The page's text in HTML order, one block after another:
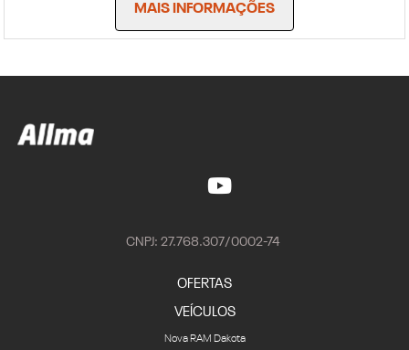
MAIS INFORMAÇÕES
CNPJ: 27.768.307/0002-74
OFERTAS
VEÍCULOS
Nova RAM Dakota